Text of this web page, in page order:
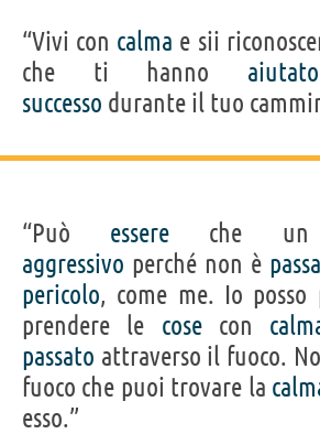
“Vivi con calma e sii
che ti hanno aiutato
successo durante il tuo
“Può essere che
aggressivo perché non è
pericolo, come me. Io
prendere le cosecon
passato attraverso il fuoco.
fuoco che puoi trovare la
esso.”